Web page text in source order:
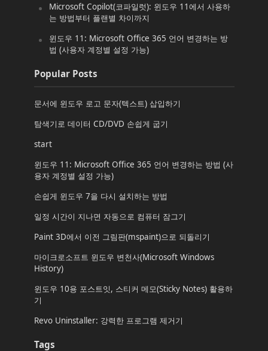
Microsoft Copilot(코파일럿): 윈도우 11에서 사용하
는 방법부터 플랜별 차이까지
윈도우 11: Microsoft Office 365 언어 변경하는 방
법 (사용자 계정별 설정 가능)
Popular Posts
문서에 윈도우 로고 문자(텍스트) 삽입하기
탐색기로 데이터 CD/DVD 손쉽게 굽기
start
윈도우 11: Microsoft Office 365 언어 변경하는 방법 (사
용자 계정별 설정 가능)
손쉽게 윈도우 7을 다시 설치하는 방법
일정 시간이 지나면 자동으로 컴퓨터 잠그기
Paint 3D에서 이전 그림판(mspaint)으로 되돌리기
마이크로소프트 윈도우 변천사(Microsoft Windows
History)
윈도우 10용 포스트잇, 스티커 메모(Sticky Notes) 활용하
기
Revo Uninstaller: 강력한 프로그램 제거기
Tags